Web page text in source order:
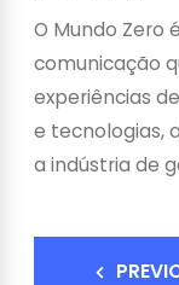
O Mundo Zero
comunicação
experiências
e tecnologias,
a indústria de